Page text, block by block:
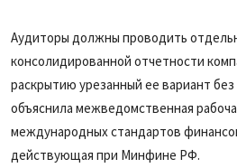
База знаний
Аудиторы должны проводить
консолидированной отчетности
раскрытию урезанный ее вариант
объяснила межведомственная
международных стандартов
действующая при Минфине РФ.